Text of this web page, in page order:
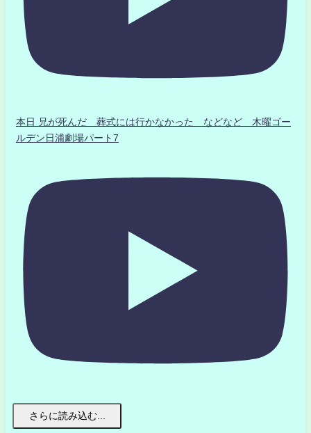
本日 兄が死んだ 葬式には行かなかった などなど 木曜ゴー
ルデン日浦劇場パート7
さらに読み込む...